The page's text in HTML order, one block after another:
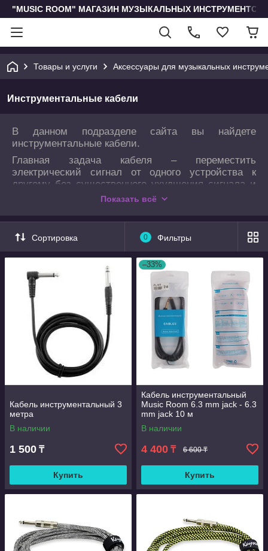
"MUSIC ROOM" МАГАЗИН МУЗЫКАЛЬНЫХ
Товары и услуги Аксессуары для музыкальных
Инструментальные кабели
В данном подразделе сайта вы найдете
инструментальные кабели.
Главная задача кабеля – переместить
электрический сигнал от одного устройства к
другому без существенного ухудшения сигнала и
при этом минимально передавать фоновый шум.
передадут лучший звук, Вы будете звучать лучше
и четче.
Показать всё
Сортировка 0 Фильтры
Кабель инструментальный 3
метра
В наличии
1 500 ₸
Купить
–33%
Кабель инструментальный
Music Room 6.3 mm jack - 6.3
mm jack 10 м
В наличии
4 400 ₸ 6 600 ₸
Купить